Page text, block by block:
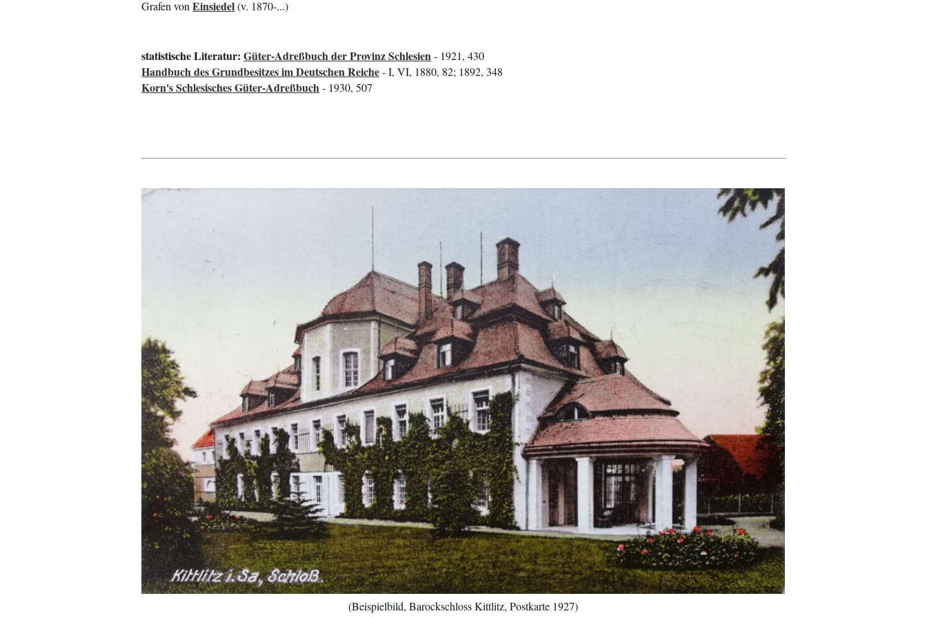
Grafen vonEinsiedel(v. 1870-...)
statistische Literatur:Güter-Adreßbuch der Provinz Schlesien- 1921, 430
Handbuch des Grundbesitzes im Deutschen Reiche- I, VI, 1880, 82; 1892, 348
Korn's Schlesisches Güter-Adreßbuch- 1930, 507
(Beispielbild, Barockschloss Kittlitz, Postkarte 1927)